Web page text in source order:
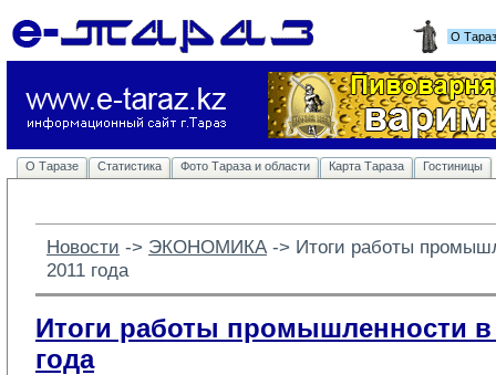
О
О Таразе Статистика Фото Тараза и области Карта Тараза Гостиницы
Новости -> ЭКОНОМИКА -> Итоги работы
2011 года
Итоги работы промышленности в
года